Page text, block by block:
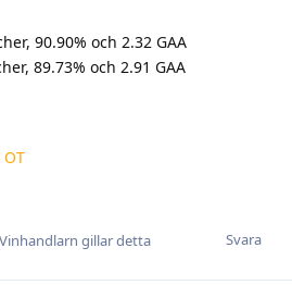
90.90% och 2.32 GAA
89.73% och 2.91 GAA
Svara
Vinhandlarn gillar detta